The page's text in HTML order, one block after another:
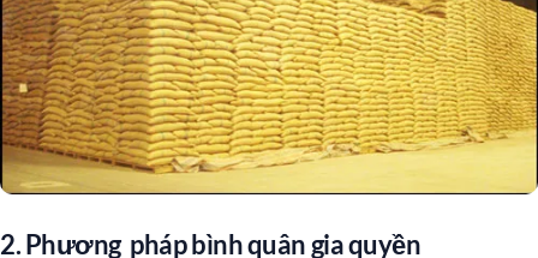
2. Phương pháp bình quân gia quyền